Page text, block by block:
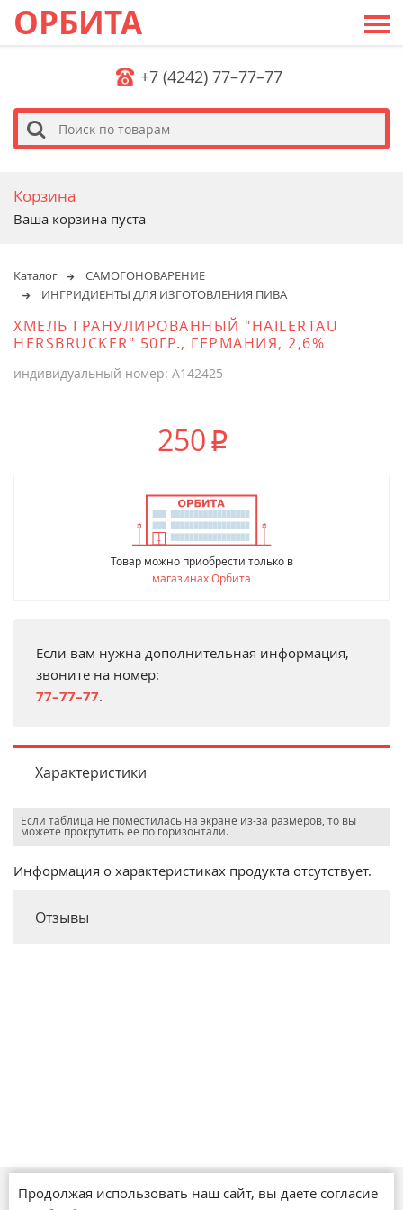
ОРБИТА
+7 (4242) 77–77–77
s
Корзина
Ваша корзина пуста
Каталог
САМОГОНОВАРЕНИЕ
ИНГРИДИЕНТЫ ДЛЯ ИЗГОТОВЛЕНИЯ ПИВА
ХМЕЛЬ ГРАНУЛИРОВАННЫЙ "HAILERTAU
HERSBRUCKER" 50ГР., ГЕРМАНИЯ, 2,6%
индивидуальный номер: A142425
250 p
Товар можно приобрести только в
магазинах Орбита
Если вам нужна дополнительная информация,
звоните на номер:
77–77–77.
Характеристики
Если таблица не поместилась на экране из-за размеров, то вы
можете прокрутить ее по горизонтали.
Информация о характеристиках продукта отсутствует.
Отзывы
Магазины
Продолжая использовать наш сайт, вы даете согласие